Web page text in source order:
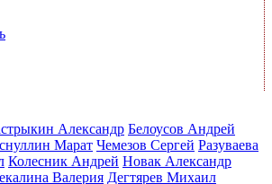
Александр Белоусов Андрей
Марат Чемезов Сергей Разуваева
Колесник Андрей Новак Александр
Валерия Дегтярев Михаил